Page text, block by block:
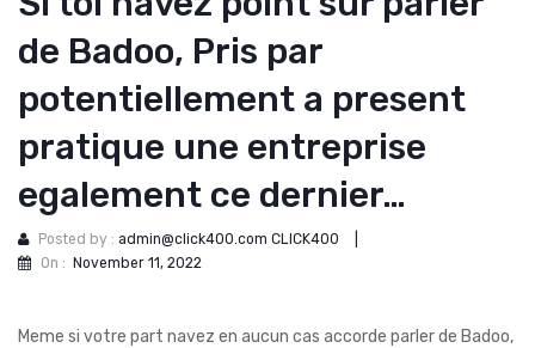
de Badoo, Pris par
potentiellement a present
pratique une entreprise
egalement ce dernier…
Posted by : admin@click400.com CLICK400
On : November 11, 2022
Meme si votre part navez en aucun cas accorde parler de Badoo,